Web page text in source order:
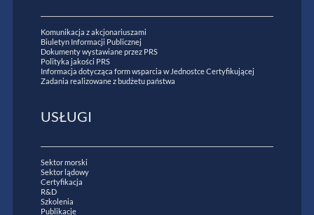
Komunikacja z akcjonariuszami
Biuletyn Informacji Publicznej
Dokumenty wystawiane przez PRS
Polityka jakości PRS
Informacja dotycząca form wsparcia w Jednostce Certyfikującej
Zadania realizowane z budżetu państwa
USŁUGI
Sektor morski
Sektor lądowy
Certyfikacja
R&D
Szkolenia
Publikacje